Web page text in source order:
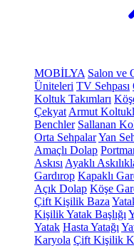
MOBİLYA Salon ve
Üniteleri TV Sehpası
Koltuk Takımları
Çekyat Armut
Benchler Sallanan
Orta SehpalarYan
Amaçlı Dolap
Askısı Ayaklı
Gardırop Kapaklı
Açık Dolap Köşe
Çift Kişilik Baza
Kişilik Yatak Başlığı
Yatak Hasta Yatağı
Karyola Çift Kişilik